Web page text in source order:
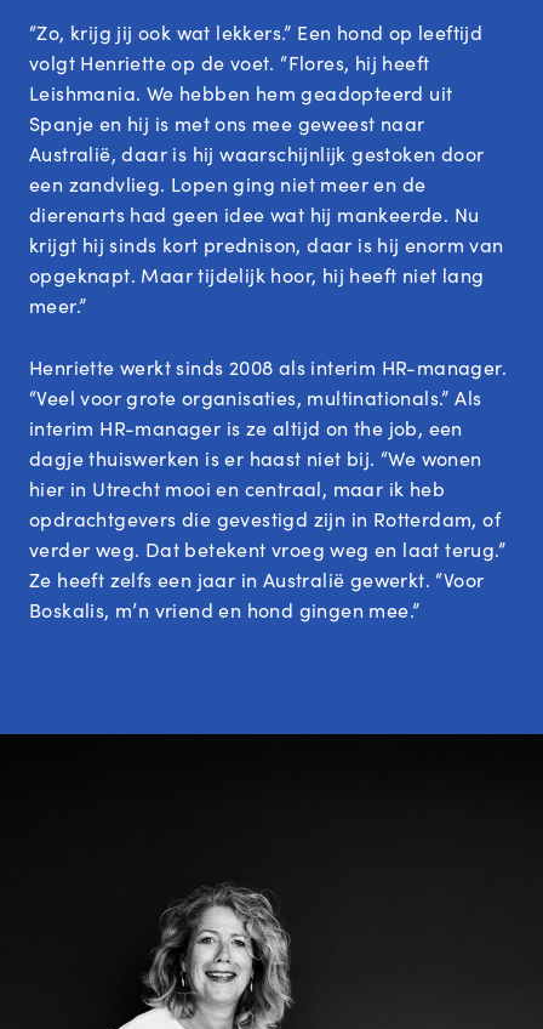
“Zo, krijg jij ook wat lekkers.” Een hond op leeftijd
volgt Henriette op de voet. “Flores, hij heeft
Leishmania. We hebben hem geadopteerd uit
Spanje en hij is met ons mee geweest naar
Australië, daar is hij waarschijnlijk gestoken door
een zandvlieg. Lopen ging niet meer en de
dierenarts had geen idee wat hij mankeerde. Nu
krijgt hij sinds kort prednison, daar is hij enorm van
opgeknapt. Maar tijdelijk hoor, hij heeft niet lang
meer.”
Henriette werkt sinds 2008 als interim HR-manager.
“Veel voor grote organisaties, multinationals.” Als
interim HR-manager is ze altijd on the job, een
dagje thuiswerken is er haast niet bij. “We wonen
hier in Utrecht mooi en centraal, maar ik heb
opdrachtgevers die gevestigd zijn in Rotterdam, of
verder weg. Dat betekent vroeg weg en laat terug.”
Ze heeft zelfs een jaar in Australië gewerkt. “Voor
Boskalis, m’n vriend en hond gingen mee.”